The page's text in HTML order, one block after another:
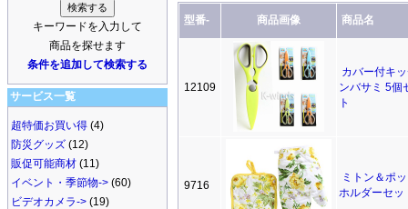
キーワードを入力して
商品を探せます
条件を追加して検索する
サービス一覧
超特価お買い得 (4)
防災グッズ (12)
販促可能商材 (11)
イベント・季節物-> (60)
ビデオカメラ-> (19)
型番- 商品画像 商品名
12109
カバー付キ
ンバサミ 5個
ト
9716
ミトン＆ポ
ホルダーセッ